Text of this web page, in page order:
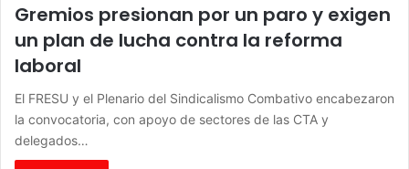
Gremios presionan por un paro y exigen
un plan de lucha contra la reforma
laboral
El FRESU y el Plenario del Sindicalismo Combativo encabezaron
la convocatoria, con apoyo de sectores de las CTA y
delegados…